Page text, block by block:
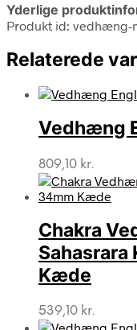
Yderlige
Produkt id: vedhæng-
Relaterede
Vedhæng
809,10 kr.
Chakra
Sahasrara
Kæde
539,10 kr.